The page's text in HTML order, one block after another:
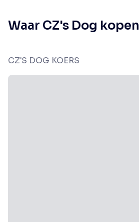
Waar CZ's Dog kopen
CZ'S DOG KOERS